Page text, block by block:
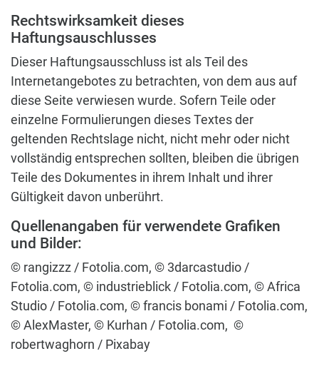
Rechtswirksamkeit dieses
Haftungsauschlusses
Dieser Haftungsausschluss ist als Teil des
Internetangebotes zu betrachten, von dem aus auf
diese Seite verwiesen wurde. Sofern Teile oder
einzelne Formulierungen dieses Textes der
geltenden Rechtslage nicht, nicht mehr oder nicht
vollständig entsprechen sollten, bleiben die übrigen
Teile des Dokumentes in ihrem Inhalt und ihrer
Gültigkeit davon unberührt.
Quellenangaben für verwendete Grafiken
und Bilder:
© rangizzz / Fotolia.com, © 3darcastudio /
Fotolia.com, © industrieblick / Fotolia.com, © Africa
Studio / Fotolia.com, © francis bonami / Fotolia.com,
© AlexMaster, © Kurhan / Fotolia.com, ©
robertwaghorn / Pixabay